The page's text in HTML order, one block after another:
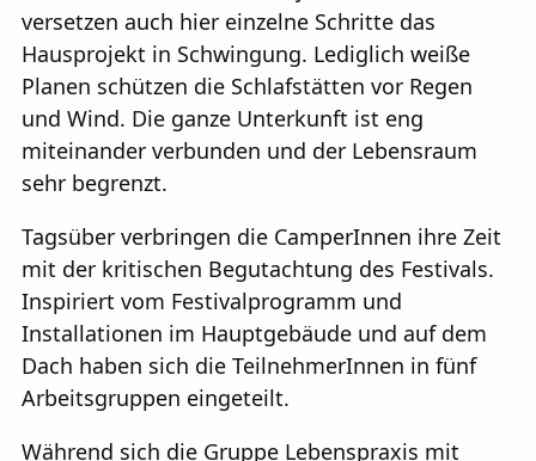
versetzen auch hier einzelne Schritte das
Hausprojekt in Schwingung. Lediglich weiße
Planen schützen die Schlafstätten vor Regen
und Wind. Die ganze Unterkunft ist eng
miteinander verbunden und der Lebensraum
sehr begrenzt.
Tagsüber verbringen die CamperInnen ihre Zeit
mit der kritischen Begutachtung des Festivals.
Inspiriert vom Festivalprogramm und
Installationen im Hauptgebäude und auf dem
Dach haben sich die TeilnehmerInnen in fünf
Arbeitsgruppen eingeteilt.
Während sich die Gruppe Lebenspraxis mit